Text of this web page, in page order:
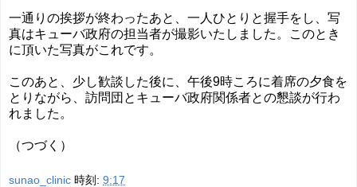
一通りの挨拶が終わったあと、一人ひとりと握手をし、写
真はキューバ政府の担当者が撮影いたしました。このとき
に頂いた写真がこれです。
このあと、少し歓談した後に、午後9時ころに着席の夕食を
とりながら、訪問団とキューバ政府関係者との懇談が行わ
れました。
（つづく）
sunao_clinic 時刻: 9:17